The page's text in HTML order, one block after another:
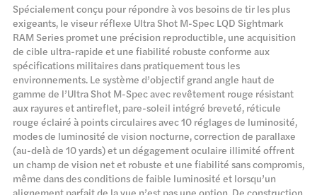
Spécialement conçu pour répondre à vos besoins de tir les plus
exigeants, le viseur réflexe Ultra Shot M-Spec LQD Sightmark
RAM Series promet une précision reproductible, une acquisition
de cible ultra-rapide et une fiabilité robuste conforme aux
spécifications militaires dans pratiquement tous les
environnements. Le système d’objectif grand angle haut de
gamme de l’Ultra Shot M-Spec avec revêtement rouge résistant
aux rayures et antireflet, pare-soleil intégré breveté, réticule
rouge éclairé à points circulaires avec 10 réglages de luminosité,
modes de luminosité de vision nocturne, correction de parallaxe
(au-delà de 10 yards) et un dégagement oculaire illimité offrent
un champ de vision net et robuste et une fiabilité sans compromis,
même dans des conditions de faible luminosité et lorsqu’un
alignement parfait de la vue n’est pas une option. De construction